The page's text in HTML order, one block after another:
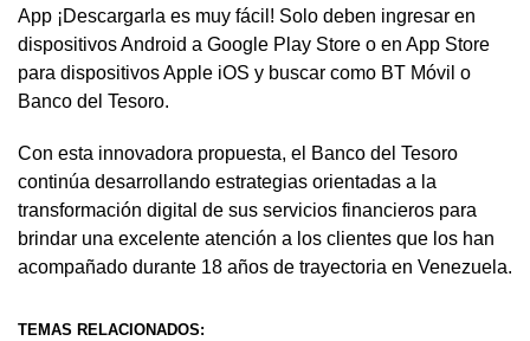
App ¡Descargarla es muy fácil! Solo deben ingresar en
dispositivos Android a Google Play Store o en App Store
para dispositivos Apple iOS y buscar como BT Móvil o
Banco del Tesoro.
Con esta innovadora propuesta, el Banco del Tesoro
continúa desarrollando estrategias orientadas a la
transformación digital de sus servicios financieros para
brindar una excelente atención a los clientes que los han
acompañado durante 18 años de trayectoria en Venezuela.
TEMAS RELACIONADOS: